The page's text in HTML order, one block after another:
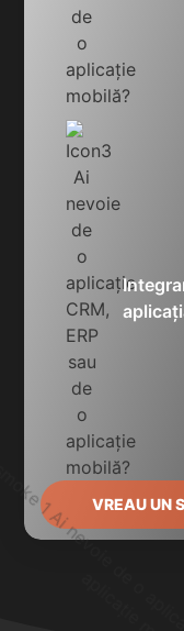
VREAU UN